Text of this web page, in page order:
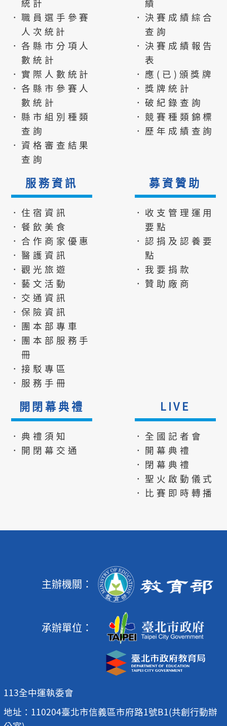
統計
．職員選手參賽
人次統計
．各縣市分項人
數統計
．實際人數統計
．各縣市參賽人
數統計
．縣市組別種類
查詢
．資格審查結果
查詢
績
．決賽成績綜合
查詢
．決賽成績報告
表
．應(已)頒獎牌
．獎牌統計
．破紀錄查詢
．競賽種類錦標
．歷年成績查詢
服務資訊
．住宿資訊
．餐飲美食
．合作商家優惠
．醫護資訊
．觀光旅遊
．藝文活動
．交通資訊
．保險資訊
．團本部專車
．團本部服務手
冊
．接駁專區
．服務手冊
募資贊助
．收支管理運用
要點
．認捐及認養要
點
．我要捐款
．贊助廠商
開閉幕典禮
．典禮須知
．開閉幕交通
LIVE
．全國記者會
．開幕典禮
．閉幕典禮
．聖火啟動儀式
．比賽即時轉播
主辦機關：
承辦單位：
113全中運執委會
地址：110204臺北市信義區市府路1號B1(共創行動辦